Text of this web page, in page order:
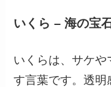
いくら – 海の宝
いくらは、サケ
す言葉です。透明